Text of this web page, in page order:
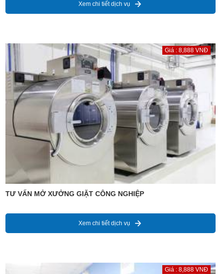
Xem chi tiết dịch vụ
Giá : 8,888 VNĐ
TƯ VẤN MỞ XƯỞNG GIẶT CÔNG NGHIỆP
Xem chi tiết dịch vụ
Giá : 8,888 VNĐ